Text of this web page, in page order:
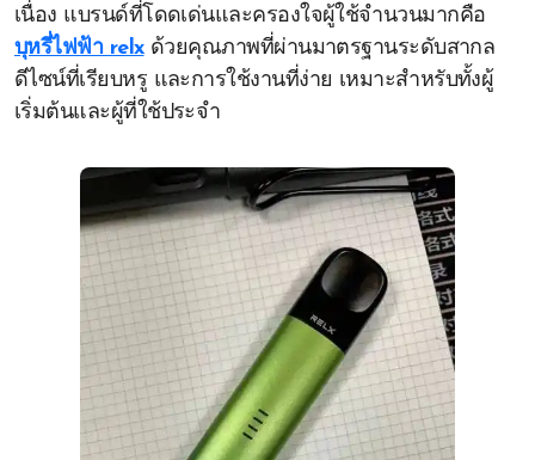
เนื่อง แบรนด์ที่โดดเด่นและครองใจผู้ใช้จำนวนมากคือ
บุหรี่ไฟฟ้า relxด้วยคุณภาพที่ผ่านมาตรฐานระดับสากล
ดีไซน์ที่เรียบหรู และการใช้งานที่ง่าย เหมาะสำหรับทั้งผู้
เริ่มต้นและผู้ที่ใช้ประจำ